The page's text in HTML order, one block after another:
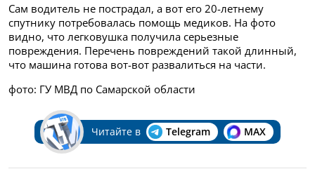
Сам водитель не пострадал, а вот его 20-летнему
спутнику потребовалась помощь медиков. На фото
видно, что легковушка получила серьезные
повреждения. Перечень повреждений такой длинный,
что машина готова вот-вот развалиться на части.
фото: ГУ МВД по Самарской области
Читайте в Telegram MAX